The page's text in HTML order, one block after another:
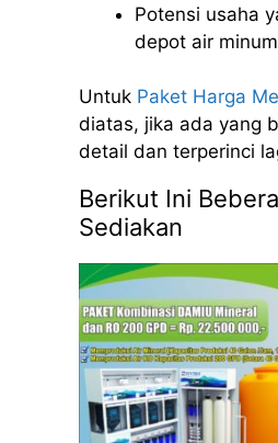
Potensi usaha
depot air
Untuk Paket Harga
diatas, jika ada yang
detail dan terperinci
Berikut Ini
Sediakan